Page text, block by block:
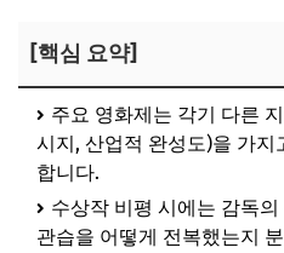
[핵심 요약]
주요 영화제는 각기 다른
시지, 산업적 완성도)을 가
합니다.
수상작 비평 시에는 감독
관습을 어떻게 전복했는지